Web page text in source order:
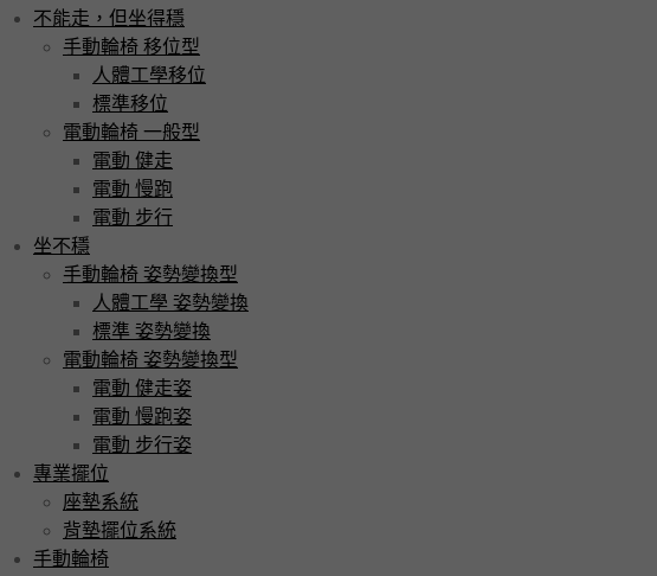
不能走，但坐得穩
手動輪椅 移位型
人體工學移位
標準移位
電動輪椅 一般型
電動 健走
電動 慢跑
電動 步行
坐不穩
手動輪椅 姿勢變換型
人體工學 姿勢變換
標準 姿勢變換
電動輪椅 姿勢變換型
電動 健走姿
電動 慢跑姿
電動 步行姿
專業擺位
座墊系統
背墊擺位系統
手動輪椅